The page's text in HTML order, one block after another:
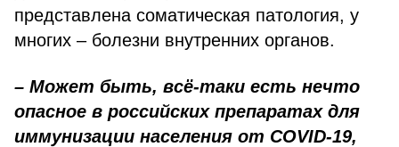
представлена соматическая патология, у
многих – болезни внутренних органов.
– Может быть, всё-таки есть нечто
опасное в российских препаратах для
иммунизации населения от COVID-19,